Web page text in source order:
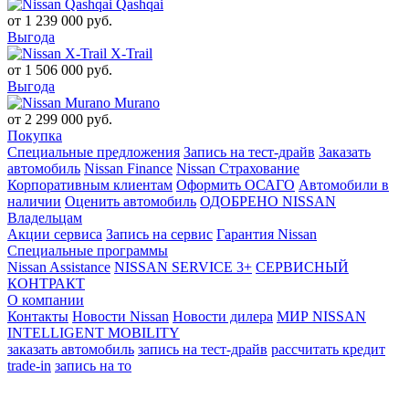
Qashqai
от 1 239 000 руб.
Выгода
X-Trail
от 1 506 000 руб.
Выгода
Murano
от 2 299 000 руб.
Покупка
Специальные предложения Запись на тест-драйв Заказать
автомобиль Nissan Finance Nissan Страхование
Корпоративным клиентам Оформить ОСАГО Автомобили в
наличии Оценить автомобиль ОДОБРЕНО NISSAN
Владельцам
Акции сервиса Запись на сервис Гарантия Nissan
Специальные программы
Nissan Assistance NISSAN SERVICE 3+ СЕРВИСНЫЙ
КОНТРАКТ
О компании
Контакты Новости Nissan Новости дилера МИР NISSAN
INTELLIGENT MOBILITY
заказать автомобиль запись на тест-драйв рассчитать кредит
trade-in запись на то